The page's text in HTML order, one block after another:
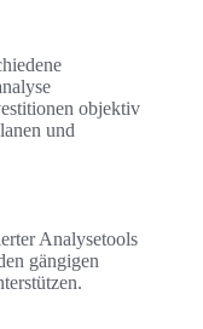
objektiv
und
Analysetools
gängigen